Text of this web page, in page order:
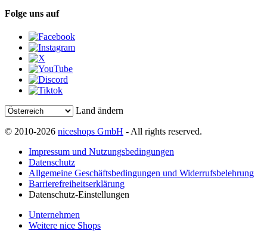
Folge uns auf
Land ändern
© 2010-2026 niceshops GmbH - All rights reserved.
Impressum und Nutzungsbedingungen
Datenschutz
Allgemeine Geschäftsbedingungen und Widerrufsbelehrung
Barrierefreiheitserklärung
Datenschutz-Einstellungen
Unternehmen
Weitere nice Shops